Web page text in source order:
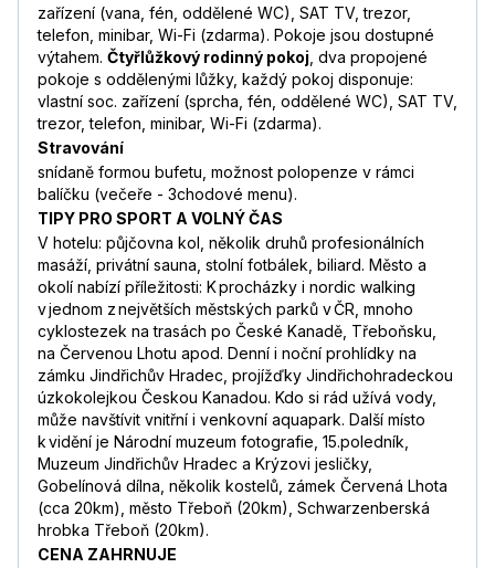
zařízení (vana, fén, oddělené WC), SAT TV, trezor,
telefon, minibar, Wi-Fi (zdarma). Pokoje jsou dostupné
výtahem. Čtyřlůžkový rodinný pokoj , dva propojené
pokoje s oddělenými lůžky, každý pokoj disponuje:
vlastní soc. zařízení (sprcha, fén, oddělené WC), SAT TV,
trezor, telefon, minibar, Wi-Fi (zdarma).
Stravování
snídaně formou bufetu, možnost polopenze v rámci
balíčku (večeře - 3chodové menu).
TIPY PRO SPORT A VOLNÝ ČAS
V hotelu: půjčovna kol, několik druhů profesionálních
masáží, privátní sauna, stolní fotbálek, biliard. Město a
okolí nabízí příležitosti: K procházky i nordic walking
v jednom z největších městských parků v ČR, mnoho
cyklostezek na trasách po České Kanadě, Třeboňsku,
na Červenou Lhotu apod. Denní i noční prohlídky na
zámku Jindřichův Hradec, projížďky Jindřichohradeckou
úzkokolejkou Českou Kanadou. Kdo si rád užívá vody,
může navštívit vnitřní i venkovní aquapark. Další místo
k vidění je Národní muzeum fotografie, 15.poledník,
Muzeum Jindřichův Hradec a Krýzovi jesličky,
Gobelínová dílna, několik kostelů, zámek Červená Lhota
(cca 20km), město Třeboň (20km), Schwarzenberská
hrobka Třeboň (20km).
CENA ZAHRNUJE